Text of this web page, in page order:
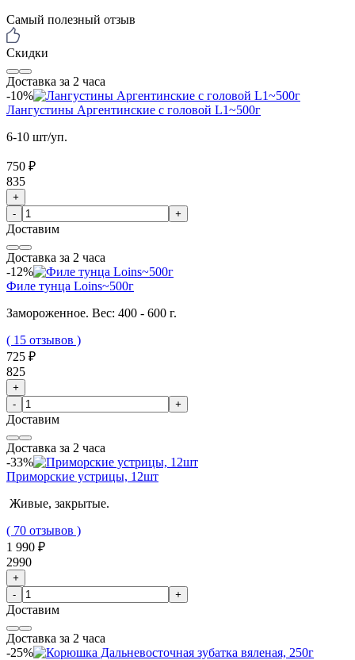
Самый полезный отзыв
Скидки
Доставка за 2 часа
-10%
Лангустины Аргентинские с головой L1~500г
6-10 шт/уп.
750 ₽
835
+
-
+
Доставим
Доставка за 2 часа
-12%
Филе тунца Loins~500г
Замороженное. Вес: 400 - 600 г.
( 15 отзывов )
725 ₽
825
+
-
+
Доставим
Доставка за 2 часа
-33%
Приморские устрицы, 12шт
Живые, закрытые.
( 70 отзывов )
1 990 ₽
2990
+
-
+
Доставим
Доставка за 2 часа
-25%